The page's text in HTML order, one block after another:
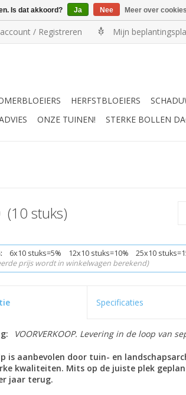
/ Registreren Mijn
HERFSTBLOEIERS
ONZE TUINEN! STERKE BOLLEN
stuks)
6x10 stuks=5% 12x10 stuks=10% 25x10
prijs wordt in winkelwagen berekend)
Specificaties
VOORVERKOOP. Levering in de loop van
is aanbevolen door tuin- en
kwaliteiten. Mits op de juiste plek
jaar terug.
Is dat akkoord? Ja Nee Meer over